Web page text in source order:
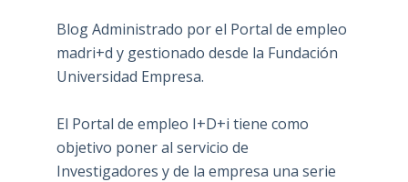
Blog Administrado por el Portal de empleo
madri+d y gestionado desde la Fundación
Universidad Empresa.
El Portal de empleo I+D+i tiene como
objetivo poner al servicio de
Investigadores y de la empresa una serie